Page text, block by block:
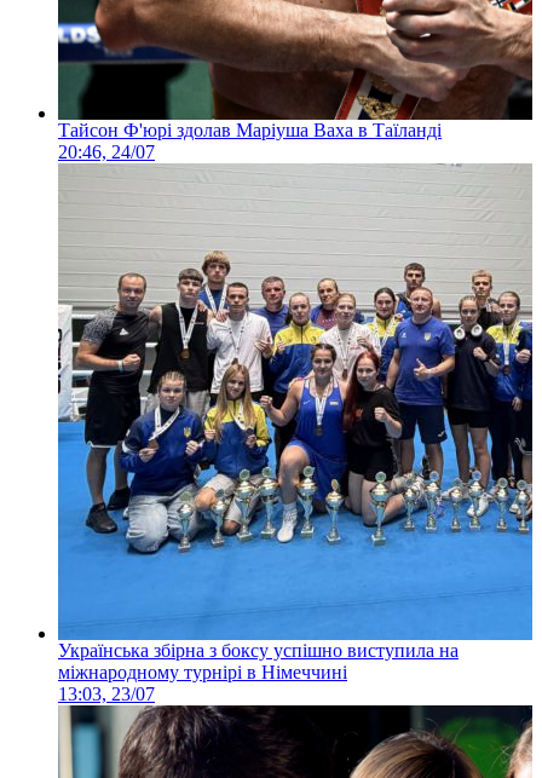
Тайсон Ф'юрі здолав Маріуша Ваха в Таїланді
20:46, 24/07
Українська збірна з боксу успішно виступила на
міжнародному турнірі в Німеччині
13:03, 23/07